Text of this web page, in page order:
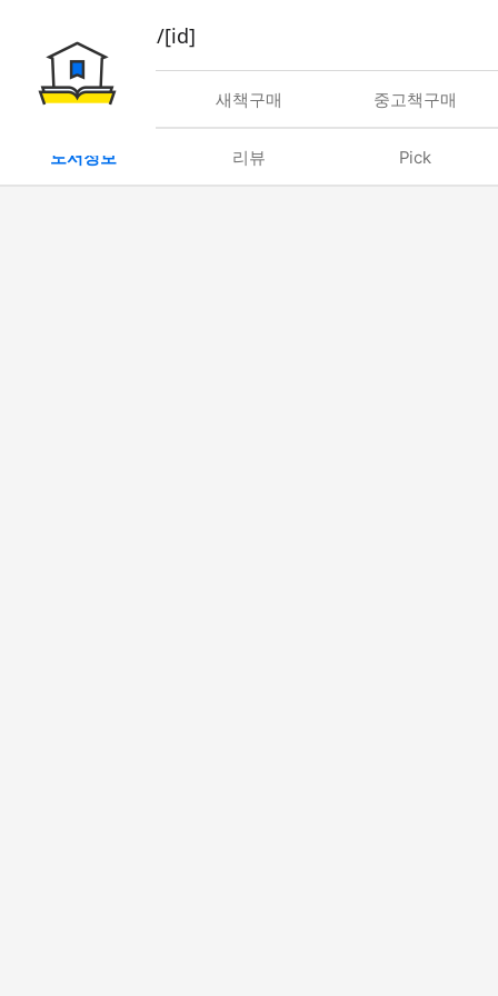
book/rent/[id]
대여 새책구매 중고책구매
도서정보 리뷰 Pick